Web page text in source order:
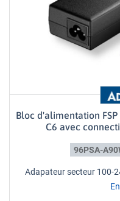
Bloc d'alimentation FSP
C6 avec
96PSA-
Adapateur secteur 100-